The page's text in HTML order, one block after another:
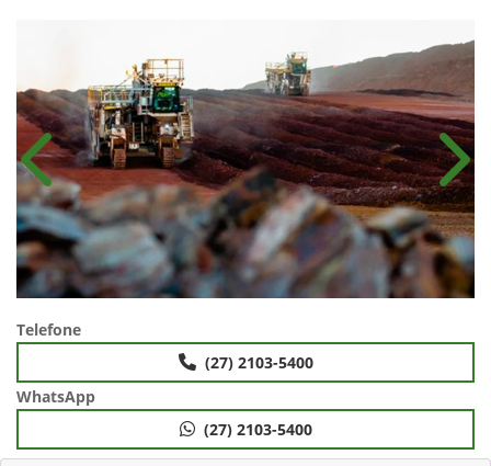
Anterior
Telefone
(27) 2103-5400
WhatsApp
(27) 2103-5400